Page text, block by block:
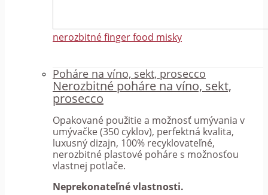
nerozbitné finger food misky
Poháre na víno, sekt, prosecco
Nerozbitné poháre na víno, sekt,
prosecco
Opakované použitie a možnosť umývania v
umývačke (350 cyklov), perfektná kvalita,
luxusný dizajn, 100% recyklovateľné,
nerozbitné plastové poháre s možnosťou
vlastnej potlače.
Neprekonateľné vlastnosti.